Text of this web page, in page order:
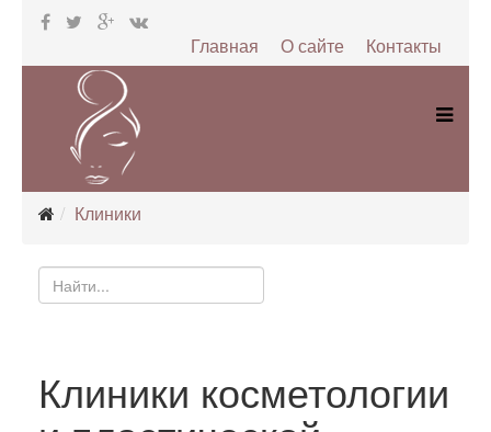
Контакты
О сайте
Главная
Клиники
Клиники косметологии